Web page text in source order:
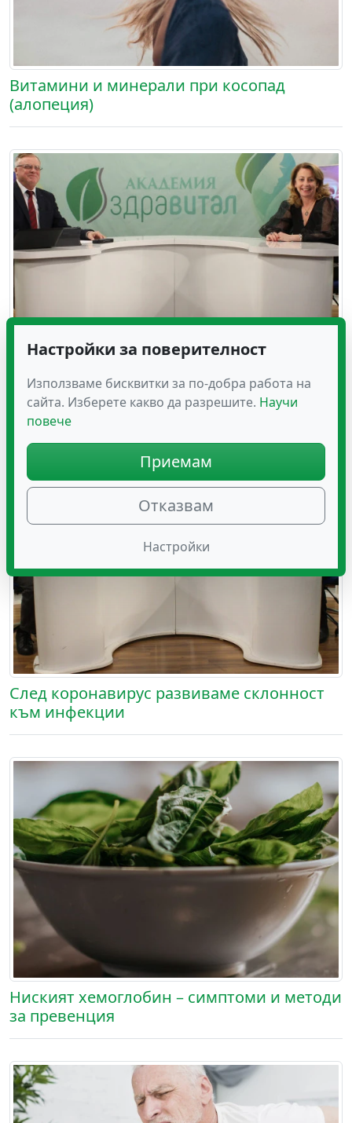
Витамини и минерали при косопад
(алопеция)
Кожата – най-големият орган в човешкото
тяло
След коронавирус развиваме склонност
към инфекции
Ниският хемоглобин – симптоми и методи
за превенция
Настройки за поверителност
Използваме бисквитки за по-добра работа на
сайта. Изберете какво да разрешите. Научи
повече
Приемам
Отказвам
Настройки